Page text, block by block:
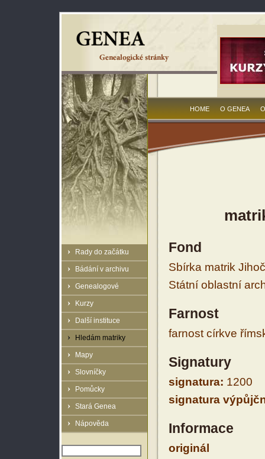
Rady do začátku
Bádání v archivu
Genealogové
Kurzy
Další instituce
Hledám matriky
Mapy
Slovníčky
Pomůcky
Stará Genea
Nápověda
HOME O GENEA
Fond
Sbírka matrik
Státní oblastní
Farnost
farnost církve
Signatury
signatura: 1200
signatura
Informace
originál